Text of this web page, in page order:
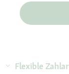
Flexible